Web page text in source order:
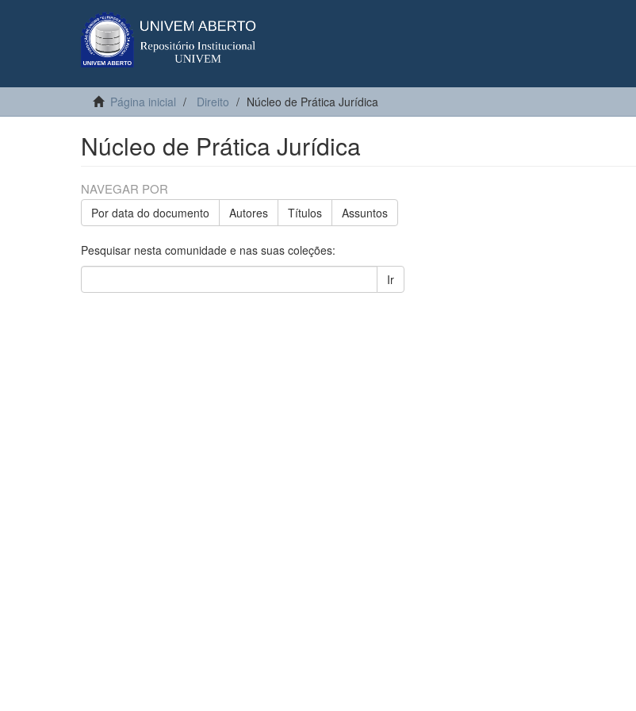
Página inicial Direito Núcleo de Prática Jurídica
Núcleo de Prática Jurídica
NAVEGAR POR
Por data do documento Autores Títulos Assuntos
Pesquisar nesta comunidade e nas suas coleções:
Ir